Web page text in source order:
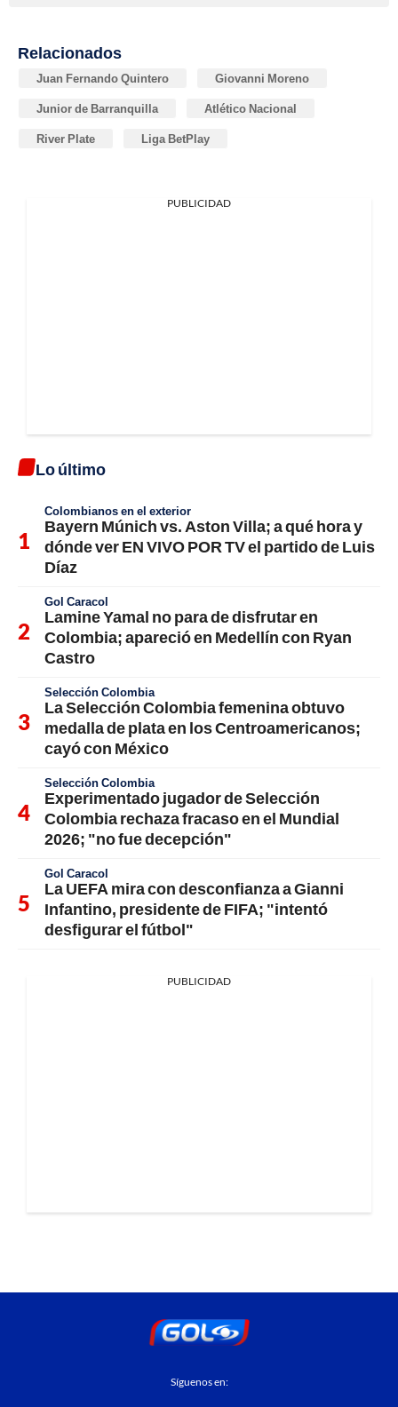
Relacionados
Juan Fernando Quintero Giovanni Moreno
Junior de Barranquilla Atlético Nacional
River Plate Liga BetPlay
PUBLICIDAD
Lo último
Colombianos en el exterior
Bayern Múnich vs. Aston Villa; a qué hora y
dónde ver EN VIVO POR TV el partido de Luis
Díaz
Gol Caracol
Lamine Yamal no para de disfrutar en
Colombia; apareció en Medellín con Ryan
Castro
Selección Colombia
La Selección Colombia femenina obtuvo
medalla de plata en los Centroamericanos;
cayó con México
Selección Colombia
Experimentado jugador de Selección
Colombia rechaza fracaso en el Mundial
2026; "no fue decepción"
Gol Caracol
La UEFA mira con desconfianza a Gianni
Infantino, presidente de FIFA; "intentó
desfigurar el fútbol"
PUBLICIDAD
Síguenos en: